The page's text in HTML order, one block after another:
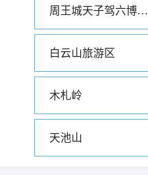
周王城天子驾六博物馆
白云山旅游区
木札岭
天池山